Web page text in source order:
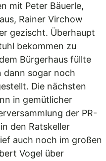
mit Peter Bäuerle,
Rainer Virchow
gezischt. Überhaupt
bekommen zu
Bürgerhaus füllte
dann sogar noch
Die nächsten
in gemütlicher
der PR-
den Ratskeller
auch noch im großen
Vogel über